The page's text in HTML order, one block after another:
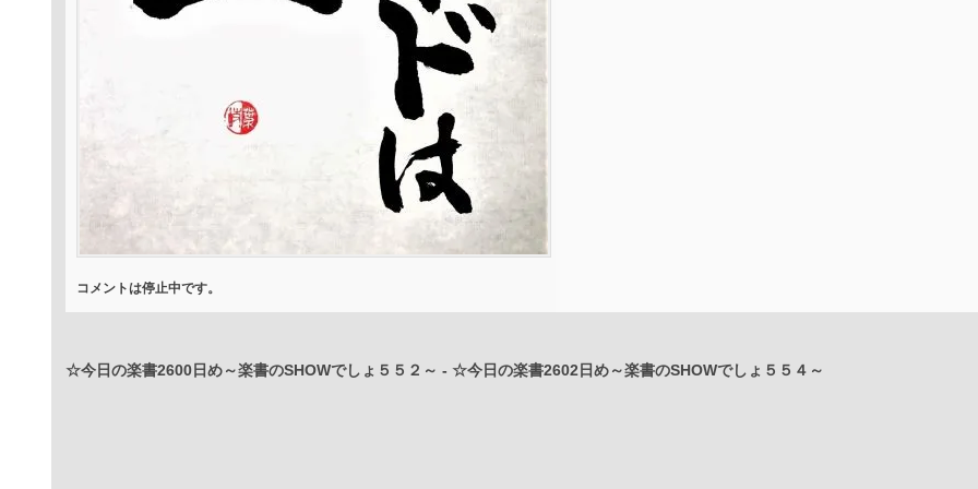
コメントは停止中です。
☆今日の楽書2600日め～楽書のSHOWでしょ５５２～ - ☆今日の楽書2602日め～楽書のSHOWでしょ５５４～